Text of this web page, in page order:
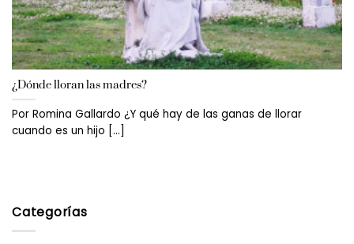
Categorías
¿Dónde lloran las madres?
Por Romina Gallardo ¿Y qué hay de las ganas de llorar
cuando es un hijo [...]